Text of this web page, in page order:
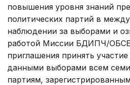
повышения уровня знаний
политических партий в
наблюдении за выборами и
работой Миссии БДИПЧ/
приглашения принять
данными выборами всем
партиям,